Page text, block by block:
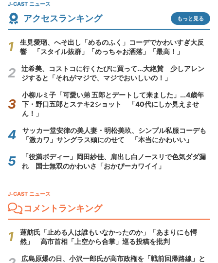
J-CAST ニュース
アクセスランキング もっと見る
生見愛瑠、へそ出し「めるのふく」コーデでかわいすぎ大反
響 「スタイル抜群」「めっちゃお洒落」「最高！」
辻希美、コストコに行くたびに買って...大絶賛 少しアレン
ジすると「それがマジで、マジでおいしいの！」
小柳ルミ子「可愛い弟 五郎とデートして来ました」...4歳年
下・野口五郎とステキ2ショット 「40代にしか見えませ
ん！」
サッカー堂安律の美人妻・明松美玖、シンプル私服コーデも
「激カワ」サングラス頭にのせて 「本当にかわいい」
「役満ボディー」岡田紗佳、肩出し白ノースリで色気ダダ漏
れ 国士無双のかわいさ「おかぴーカワイイ」
J-CAST ニュース
コメントランキング
蓮舫氏「止める人は誰もいなかったのか」「あまりにも愕
然」 高市首相「上空から合掌」巡る投稿を批判
広島原爆の日、小沢一郎氏が高市政権を「戦前回帰路線」と